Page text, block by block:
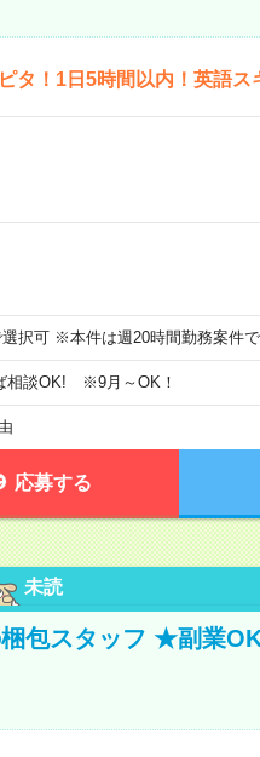
タ！1日5時間以内！英語ス
択可 ※本件は週20時間勤務案件
談OK! ※9月～OK！
応募する
未読
梱包スタッフ ★副業